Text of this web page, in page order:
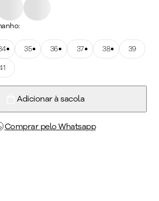
34
Tamanho: 35
35Tamanho: 36
36Tamanho: 37
37Tamanho: 38
38Tamanho: 39
39
41
Adicionar à sacola
Comprar pelo Whatsapp